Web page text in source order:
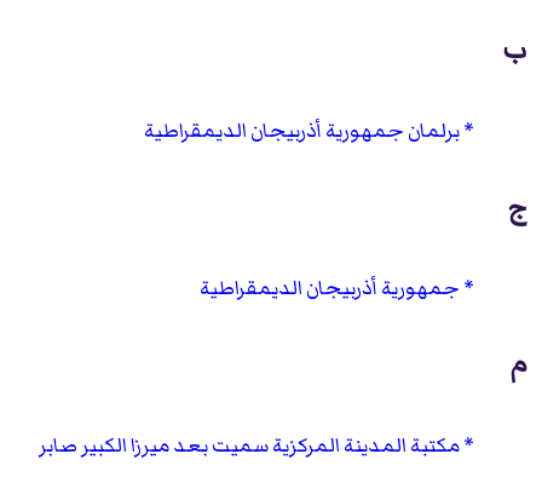
ب
برلمان جمهورية أذربيجان الديمقراطية
ج
جمهورية أذربيجان الديمقراطية
م
مكتبة المدينة المركزية سميت بعد ميرزا الكبير صابر